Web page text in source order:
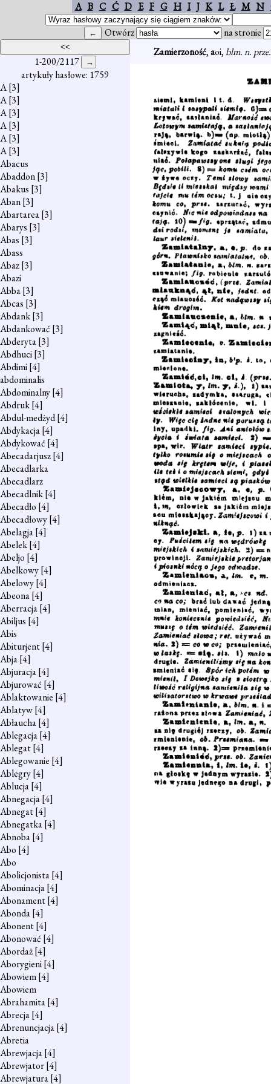
A B C Ć D E F G H I J K L Ł M N
Otwórz na stronie
1-200/2117
artykuły hasłowe: 1759
A[3]
A[3]
A[3]
A[3]
A[3]
A[3]
Abacus
Abaddon[3]
Abakus [3]
Aban[3]
Abartarea[3]
Abarys [3]
Abas [3]
Abass
Abaz[3]
Abazi
Abba[3]
Abcas [3]
Abdank[3]
Abdankować [3]
Abderyta[3]
Abdhuci[3]
Abdimi[4]
abdominalis
Abdominalny[4]
Abdruk[4]
Abdul-medżyd[4]
Abdykacja[4]
Abdykować [4]
Abecadarjusz[4]
Abecadlarka
Abecadlarz
Abecadlnik[4]
Abecadło [4]
Abecadłowy[4]
Abelagja[4]
Abelek[4]
Abeljo [4]
Abelkowy[4]
Abelowy[4]
Abeona[4]
Aberracja[4]
Abiljus [4]
Abis
Abiturjent[4]
Abja[4]
Abjuracja[4]
Abjurować [4]
Ablaktowanie [4]
Ablatyw[4]
Abłaucha[4]
Ablegacja[4]
Ablegat[4]
Ablegowanie [4]
Ablegry[4]
Ablucja[4]
Abnegacja[4]
Abnegat[4]
Abnegatka[4]
Abnoba[4]
Abo [4]
Abo
Abolicjonista[4]
Abominacja[4]
Abonament[4]
Abonda[4]
Abonent[4]
Abonować [4]
Abordaż[4]
Aborygieni[4]
Abowiem[4]
Abowiem
Abrahamita[4]
Abrecja[4]
Abrenuncjacja[4]
Abretia
Abrewjacja[4]
Abrewjator[4]
Abrewjatura[4]
Zamierzoność,aoi, blm. n.